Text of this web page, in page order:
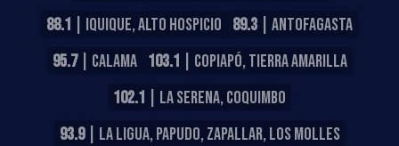
88.1 | IQUIQUE, ALTO HOSPICIO 89.3 | ANTOFAGASTA
95.7| CALAMA 103.1 | COPIAPÓ, TIERRA AMARILLA
102.1 | LA SERENA, COQUIMBO
93.9| LA LIGUA, PAPUDO, ZAPALLAR, LOS MOLLES